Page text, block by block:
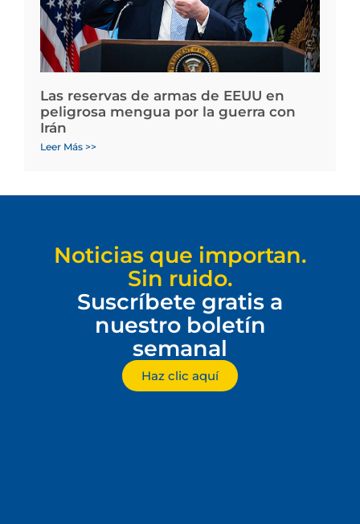
Las reservas de armas de EEUU en
peligrosa mengua por la guerra con
Irán
Leer Más >>
Noticias que importan.
Sin ruido.
Suscríbete gratis a
nuestro boletín
semanal
Haz clic aquí